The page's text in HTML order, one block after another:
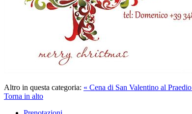
Altro in questa categoria: « Cena di San Valentino al Praedio
Torna in alto